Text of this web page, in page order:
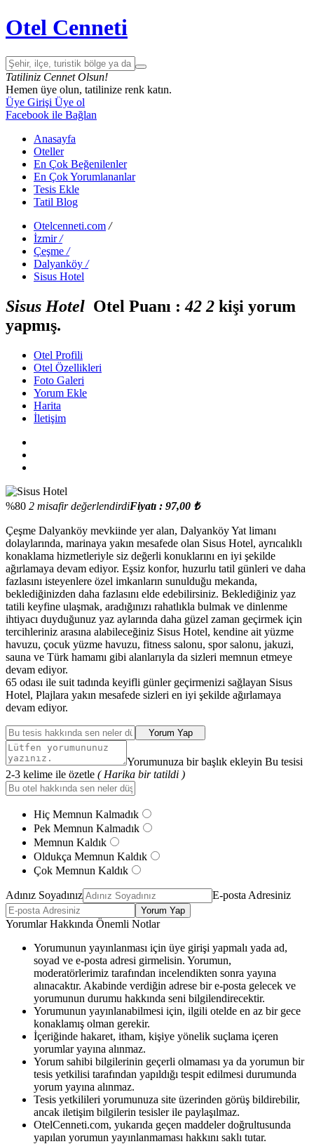
Otel Cenneti
Tatiliniz Cennet Olsun!
Hemen üye olun, tatilinize renk katın.
Üye Girişi Üye ol
Facebook ile Bağlan
Anasayfa
Oteller
En Çok Beğenilenler
En Çok Yorumlananlar
Tesis Ekle
Tatil Blog
Otelcenneti.com /
İzmir /
Çeşme /
Dalyanköy /
Sisus Hotel
Sisus Hotel Otel Puanı :42 2 kişi yorum
yapmış.
Otel Profili
Otel Özellikleri
Foto Galeri
Yorum Ekle
Harita
İletişim
%80 2 misafir değerlendirdiFiyatı : 97,00 ₺
Çeşme Dalyanköy mevkiinde yer alan, Dalyanköy Yat limanı
dolaylarında, marinaya yakın mesafede olan Sisus Hotel, ayrıcalıklı
konaklama hizmetleriyle siz değerli konuklarını en iyi şekilde
ağırlamaya devam ediyor. Eşsiz konfor, huzurlu tatil günleri ve daha
fazlasını isteyenlere özel imkanların sunulduğu mekanda,
beklediğinizden daha fazlasını elde edebilirsiniz. Beklediğiniz yaz
tatili keyfine ulaşmak, aradığınızı rahatlıkla bulmak ve dinlenme
ihtiyacı duyduğunuz yaz aylarında daha güzel zaman geçirmek için
tercihleriniz arasına alabileceğiniz Sisus Hotel, kendine ait yüzme
havuzu, çocuk yüzme havuzu, fitness salonu, spor salonu, jakuzi,
sauna ve Türk hamamı gibi alanlarıyla da sizleri memnun etmeye
devam ediyor.
65 odası ile suit tadında keyifli günler geçirmenizi sağlayan Sisus
Hotel, Plajlara yakın mesafede sizleri en iyi şekilde ağırlamaya
devam ediyor.
Yorum Yap
Yorumunuza bir başlık ekleyin Bu tesisi
2-3 kelime ile özetle ( Harika bir tatildi )
Hiç Memnun Kalmadık
Pek Memnun Kalmadık
Memnun Kaldık
Oldukça Memnun Kaldık
Çok Memnun Kaldık
Adınız Soyadınız E-posta Adresiniz
Yorum Yap
Yorumlar Hakkında Önemli Notlar
Yorumunun yayınlanması için üye girişi yapmalı yada ad,
soyad ve e-posta adresi girmelisin. Yorumun,
moderatörlerimiz tarafından incelendikten sonra yayına
alınacaktır. Akabinde verdiğin adrese bir e-posta gelecek ve
yorumunun durumu hakkında seni bilgilendirecektir.
Yorumunun yayınlanabilmesi için, ilgili otelde en az bir gece
konaklamış olman gerekir.
İçeriğinde hakaret, itham, kişiye yönelik suçlama içeren
yorumlar yayına alınmaz.
Yorum sahibi bilgilerinin geçerli olmaması ya da yorumun bir
tesis yetkilisi tarafından yapıldığı tespit edilmesi durumunda
yorum yayına alınmaz.
Tesis yetkilileri yorumunuza site üzerinden görüş bildirebilir,
ancak iletişim bilgilerin tesisler ile paylaşılmaz.
OtelCenneti.com, yukarıda geçen maddeler doğrultusunda
yapılan yorumun yayınlanmaması hakkını saklı tutar.